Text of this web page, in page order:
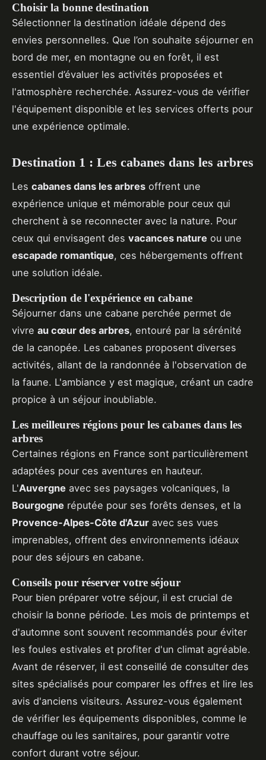
Choisir la bonne destination
Sélectionner la destination idéale dépend des
envies personnelles. Que l’on souhaite séjourner en
bord de mer, en montagne ou en forêt, il est
essentiel d’évaluer les activités proposées et
l'atmosphère recherchée. Assurez-vous de vérifier
l'équipement disponible et les services offerts pour
une expérience optimale.
Destination 1 : Les cabanes dans les arbres
Les cabanes dans les arbres offrent une
expérience unique et mémorable pour ceux qui
cherchent à se reconnecter avec la nature. Pour
ceux qui envisagent des vacances nature ou une
escapade romantique, ces hébergements offrent
une solution idéale.
Description de l'expérience en cabane
Séjourner dans une cabane perchée permet de
vivre au cœur des arbres, entouré par la sérénité
de la canopée. Les cabanes proposent diverses
activités, allant de la randonnée à l'observation de
la faune. L'ambiance y est magique, créant un cadre
propice à un séjour inoubliable.
Les meilleures régions pour les cabanes dans les
arbres
Certaines régions en France sont particulièrement
adaptées pour ces aventures en hauteur.
L'Auvergne avec ses paysages volcaniques, la
Bourgogne réputée pour ses forêts denses, et la
Provence-Alpes-Côte d'Azur avec ses vues
imprenables, offrent des environnements idéaux
pour des séjours en cabane.
Conseils pour réserver votre séjour
Pour bien préparer votre séjour, il est crucial de
choisir la bonne période. Les mois de printemps et
d'automne sont souvent recommandés pour éviter
les foules estivales et profiter d'un climat agréable.
Avant de réserver, il est conseillé de consulter des
sites spécialisés pour comparer les offres et lire les
avis d'anciens visiteurs. Assurez-vous également
de vérifier les équipements disponibles, comme le
chauffage ou les sanitaires, pour garantir votre
confort durant votre séjour.